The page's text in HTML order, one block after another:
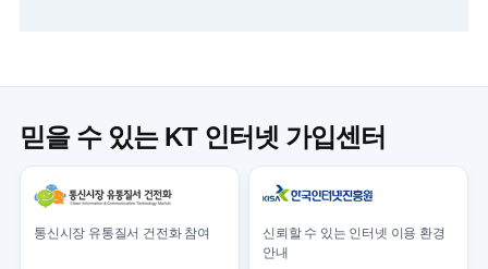
믿을 수 있는 KT 인터넷 가입센터
통신시장 유통질서 건전화 참여
신뢰할 수 있는 인터넷 이용 환경
안내